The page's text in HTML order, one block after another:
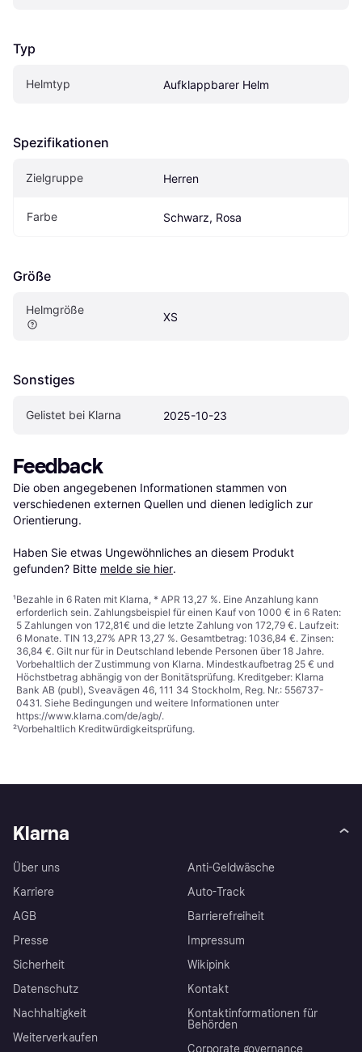
Typ
Helmtyp Aufklappbarer Helm
Spezifikationen
Zielgruppe Herren
Farbe Schwarz, Rosa
Größe
Helmgröße
XS
Sonstiges
Gelistet bei Klarna 2025-10-23
Feedback
Die oben angegebenen Informationen stammen von
verschiedenen externen Quellen und dienen lediglich zur
Orientierung.
Haben Sie etwas Ungewöhnliches an diesem Produkt
gefunden? Bitte melde sie hier.
¹Bezahle in 6 Raten mit Klarna, * APR 13,27 %. Eine Anzahlung kann
erforderlich sein. Zahlungsbeispiel für einen Kauf von 1000 € in 6 Raten:
5 Zahlungen von 172,81€ und die letzte Zahlung von 172,79 €. Laufzeit:
6 Monate. TIN 13,27% APR 13,27 %. Gesamtbetrag: 1036,84 €. Zinsen:
36,84 €. Gilt nur für in Deutschland lebende Personen über 18 Jahre.
Vorbehaltlich der Zustimmung von Klarna. Mindestkaufbetrag 25 € und
Höchstbetrag abhängig von der Bonitätsprüfung. Kreditgeber: Klarna
Bank AB (publ), Sveavägen 46, 111 34 Stockholm, Reg. Nr.: 556737-
0431. Siehe Bedingungen und weitere Informationen unter
https://www.klarna.com/de/agb/.
²Vorbehaltlich Kreditwürdigkeitsprüfung.
Klarna
Über uns
Karriere
AGB
Presse
Sicherheit
Datenschutz
Nachhaltigkeit
Weiterverkaufen
Anti-Geldwäsche
Auto-Track
Barrierefreiheit
Impressum
Wikipink
Kontakt
Kontaktinformationen für
Behörden
Corporate governance